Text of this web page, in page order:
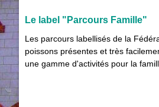
Le label "Parcours Famille"
Les parcours labellisés de la
poissons présentes et très
une gamme d'activités pour la